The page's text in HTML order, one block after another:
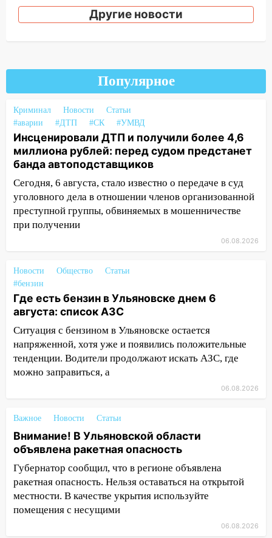
рецидивистом
передумать увольняться, если им
повысят зарплату
14:01
Инсценировали ДТП и получили
более 4,6 миллиона рублей: перед
судом предстанет банда
автоподставщиков
13:36 В Инзе произошел крупный пожар
13:00 В суде защитили репутацию
мужчины, которого необоснованно
обвиняли в жестоком обращении с
Ульяновской области перевозчик
провернул хитрую схему с чужими
проездными
12:10
Ульяновский алиментщик накопил
120 тысяч долга
11:49 Снят режим «Ракетная
опасность» на территории Ульяновской
2027 года импорт, выпуск и обращение
бензина Евро 2, Евро 3, Евро 4
11:12
Соцсети: на Рябикова автомобиль
врезался в забор
10:27 Где есть бензин в Ульяновске
днем 6 августа: список АЗС
Внимание! В Ульяновской области
Другие новости
Популярное
Криминал Новости
Статьи
#аварии
#ДТП #СК #УМВД
Инсценировали ДТП и получили более 4,6
миллиона рублей: перед судом предстанет
банда автоподставщиков
Сегодня, 6 августа, стало известно о передаче в суд
уголовного дела в отношении членов организованной
преступной группы, обвиняемых в мошенничестве
при получении
06.08.2026
Новости Общество
Статьи
#бензин
Где есть бензин в Ульяновске днем 6
августа: список АЗС
Ситуация с бензином в Ульяновске остается
напряженной, хотя уже и появились положительные
тенденции. Водители продолжают искать АЗС, где
можно заправиться, а
06.08.2026
Важное Новости Статьи
Внимание! В Ульяновской области
объявлена ракетная опасность
Губернатор сообщил, что в регионе объявлена
ракетная опасность. Нельзя оставаться на открытой
местности. В качестве укрытия используйте
помещения с несущими
06.08.2026